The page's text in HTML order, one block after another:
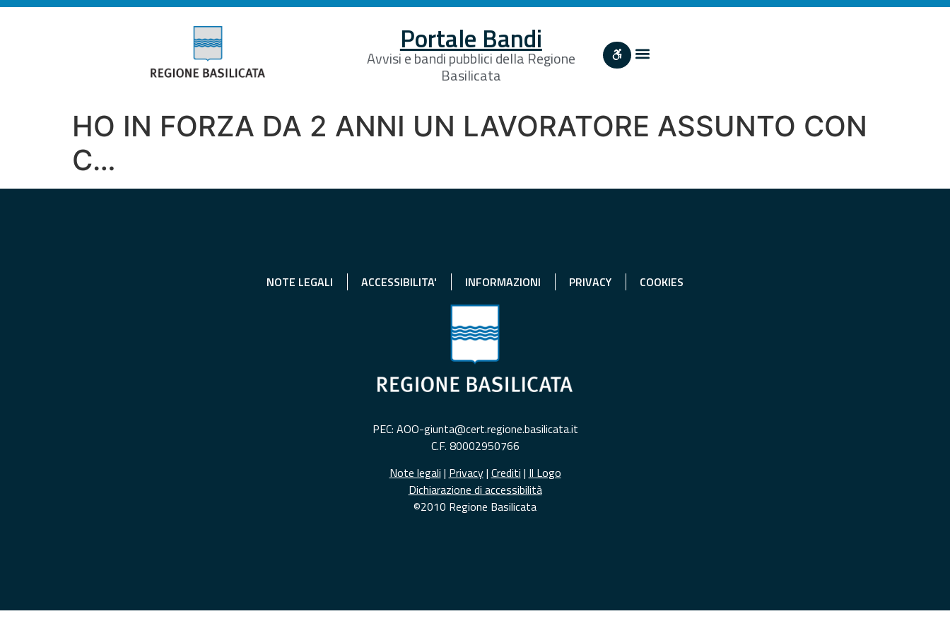
Portale Bandi
Avvisi e bandi pubblici della Regione
Basilicata
HO IN FORZA DA 2 ANNI UN LAVORATORE ASSUNTO CON
C…
NOTE LEGALI ACCESSIBILITA' INFORMAZIONI PRIVACY COOKIES
PEC: AOO-giunta@cert.regione.basilicata.it
C.F. 80002950766
Note legali | Privacy| Crediti | Il Logo
Dichiarazione di accessibilità
©2010 Regione Basilicata